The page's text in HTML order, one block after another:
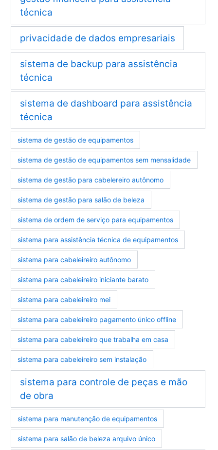
técnica
privacidade de dados empresariais
sistema de backup para assistência
técnica
sistema de dashboard para assistência
técnica
sistema de gestão de equipamentos
sistema de gestão de equipamentos sem mensalidade
sistema de gestão para cabelereiro autônomo
sistema de gestão para salão de beleza
sistema de ordem de serviço para equipamentos
sistema para assistência técnica de equipamentos
sistema para cabeleireiro autônomo
sistema para cabeleireiro iniciante barato
sistema para cabeleireiro mei
sistema para cabeleireiro pagamento único offline
sistema para cabeleireiro que trabalha em casa
sistema para cabeleireiro sem instalação
sistema para controle de peças e mão
de obra
sistema para manutenção de equipamentos
sistema para salão de beleza arquivo único